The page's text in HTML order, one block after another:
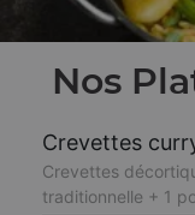
Nos
Crevettes
Crevettes
traditionnelle + 1